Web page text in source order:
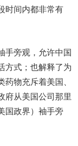
时间内都非常有
手旁观，允许中国
方式；也解释了为
物充斥着美国、
府从美国公司那里
国政界）袖手旁